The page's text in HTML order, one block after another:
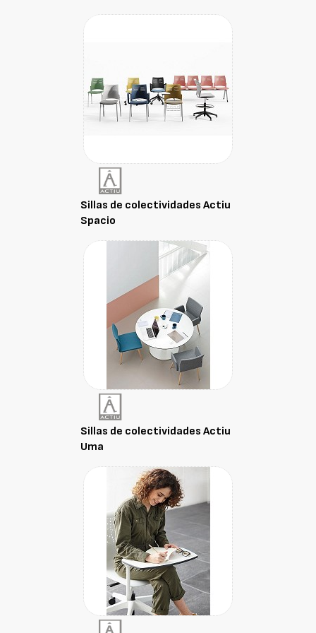
Sillas de colectividades Actiu
Spacio
Sillas de colectividades Actiu
Uma